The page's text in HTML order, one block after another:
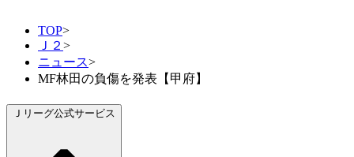
TOP>
Ｊ２ >
ニュース>
MF林田の負傷を発表【甲府】
Ｊリーグ公式サービス